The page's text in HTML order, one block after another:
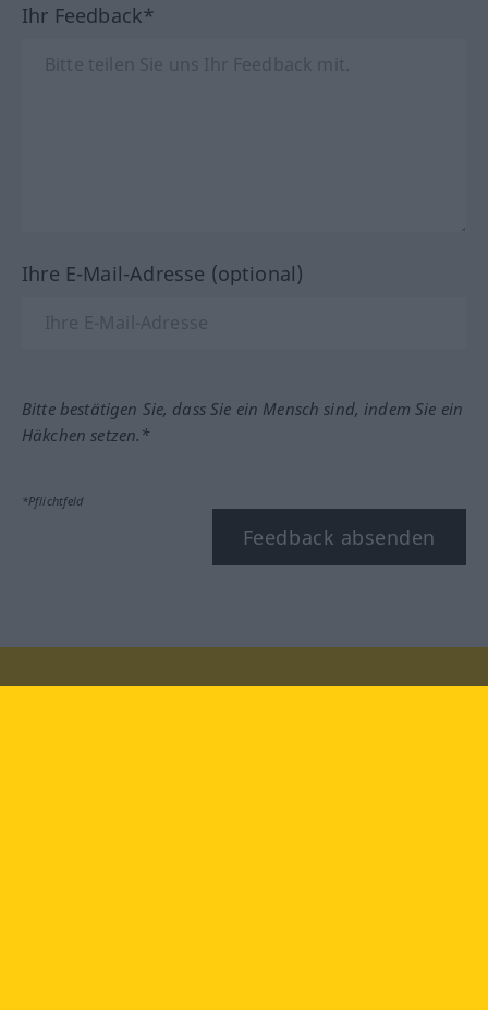
Ihr Feedback*
Ihre E-Mail-Adresse (optional)
Bitte bestätigen Sie, dass Sie ein Mensch sind, indem Sie ein
Häkchen setzen.*
*Pflichtfeld
Feedback absenden